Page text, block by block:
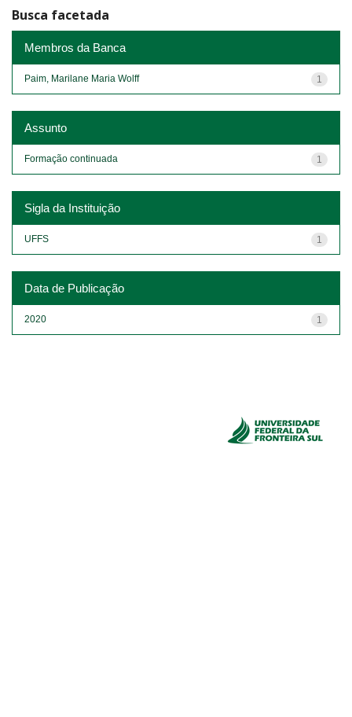
Busca facetada
Membros da Banca
1
Paim, Marilane Maria Wolff
Assunto
1
Formação continuada
Sigla da Instituição
1
UFFS
Data de Publicação
1
2020